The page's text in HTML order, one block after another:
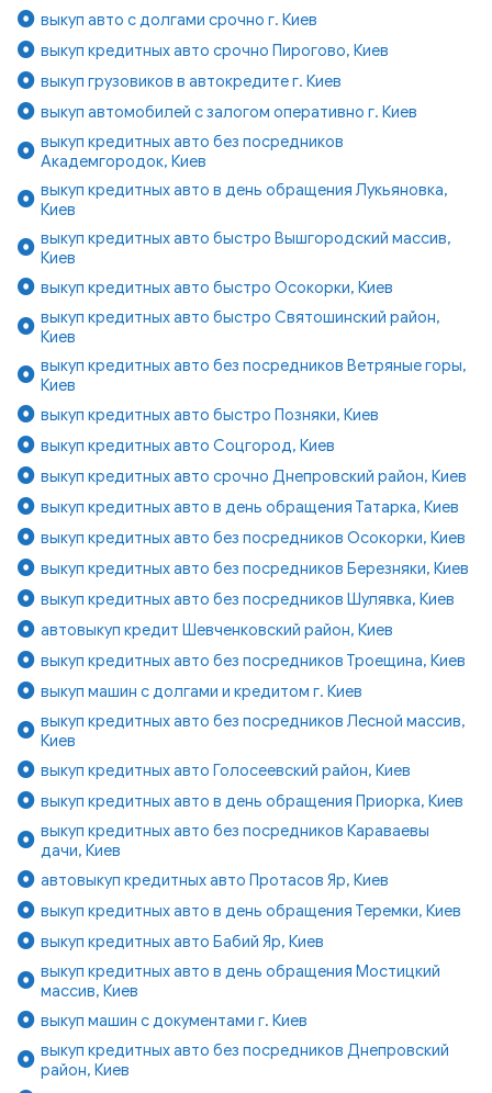
выкуп авто с долгами срочно г. Киев
выкуп кредитных авто срочно Пирогово, Киев
выкуп грузовиков в автокредите г. Киев
выкуп автомобилей с залогом оперативно г. Киев
выкуп кредитных авто без посредников
Академгородок, Киев
выкуп кредитных авто в день обращения Лукьяновка,
Киев
выкуп кредитных авто быстро Вышгородский массив,
Киев
выкуп кредитных авто быстро Осокорки, Киев
выкуп кредитных авто быстро Святошинский район,
Киев
выкуп кредитных авто без посредников Ветряные горы,
Киев
выкуп кредитных авто быстро Позняки, Киев
выкуп кредитных авто Соцгород, Киев
выкуп кредитных авто срочно Днепровский район, Киев
выкуп кредитных авто в день обращения Татарка, Киев
выкуп кредитных авто без посредников Осокорки, Киев
выкуп кредитных авто без посредников Березняки, Киев
выкуп кредитных авто без посредников Шулявка, Киев
автовыкуп кредит Шевченковский район, Киев
выкуп кредитных авто без посредников Троещина, Киев
выкуп машин с долгами и кредитом г. Киев
выкуп кредитных авто без посредников Лесной массив,
Киев
выкуп кредитных авто Голосеевский район, Киев
выкуп кредитных авто в день обращения Приорка, Киев
выкуп кредитных авто без посредников Караваевы
дачи, Киев
автовыкуп кредитных авто Протасов Яр, Киев
выкуп кредитных авто в день обращения Теремки, Киев
выкуп кредитных авто Бабий Яр, Киев
выкуп кредитных авто в день обращения Мостицкий
массив, Киев
выкуп машин с документами г. Киев
выкуп кредитных авто без посредников Днепровский
район, Киев